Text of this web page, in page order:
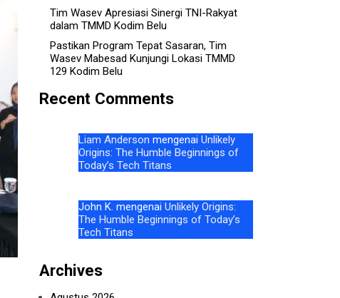
Tim Wasev Apresiasi Sinergi TNI-Rakyat
dalam TMMD Kodim Belu
Pastikan Program Tepat Sasaran, Tim
Wasev Mabesad Kunjungi Lokasi TMMD
129 Kodim Belu
Recent Comments
Liam Anderson mengenai Unlikely
Origins: The Humble Beginnings of
Today’s Tech Titans
John K. mengenai Unlikely Origins:
The Humble Beginnings of Today’s
Tech Titans
Archives